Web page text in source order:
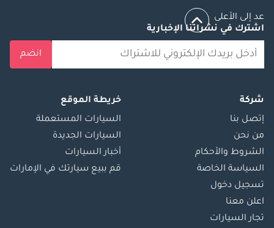
عد إلى الأعلى
اشترك في نشراتنا الإخبارية
انضم
شركة
إتصل بنا
من نحن
الشروط والأحكام
السياسة الخاصة
تسجيل دخول
اعلن معنا
تجار السيارات
خريطة الموقع
السيارات المستعملة
السيارات الجديدة
أخبار السيارات
قم ببيع سيارتك في الإمارات